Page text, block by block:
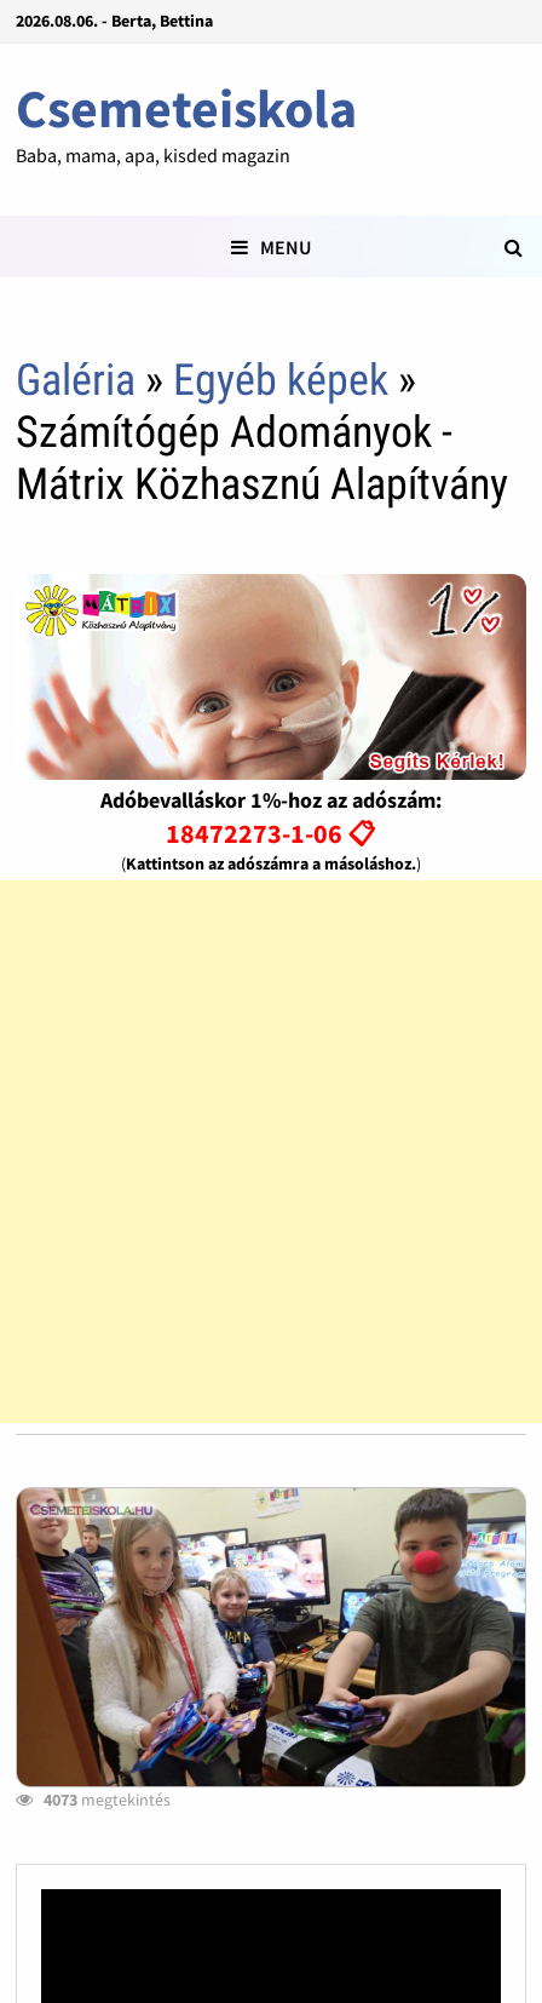
2026.08.06. - Berta, Bettina
Csemeteiskola
Baba, mama, apa, kisded magazin
MENU
Galéria » Egyéb képek»
Számítógép Adományok -
Mátrix Közhasznú Alapítvány
Adóbevalláskor 1%-hoz az adószám:
18472273-1-06 📋
(Kattintson az adószámra a másoláshoz.)
4073megtekintés